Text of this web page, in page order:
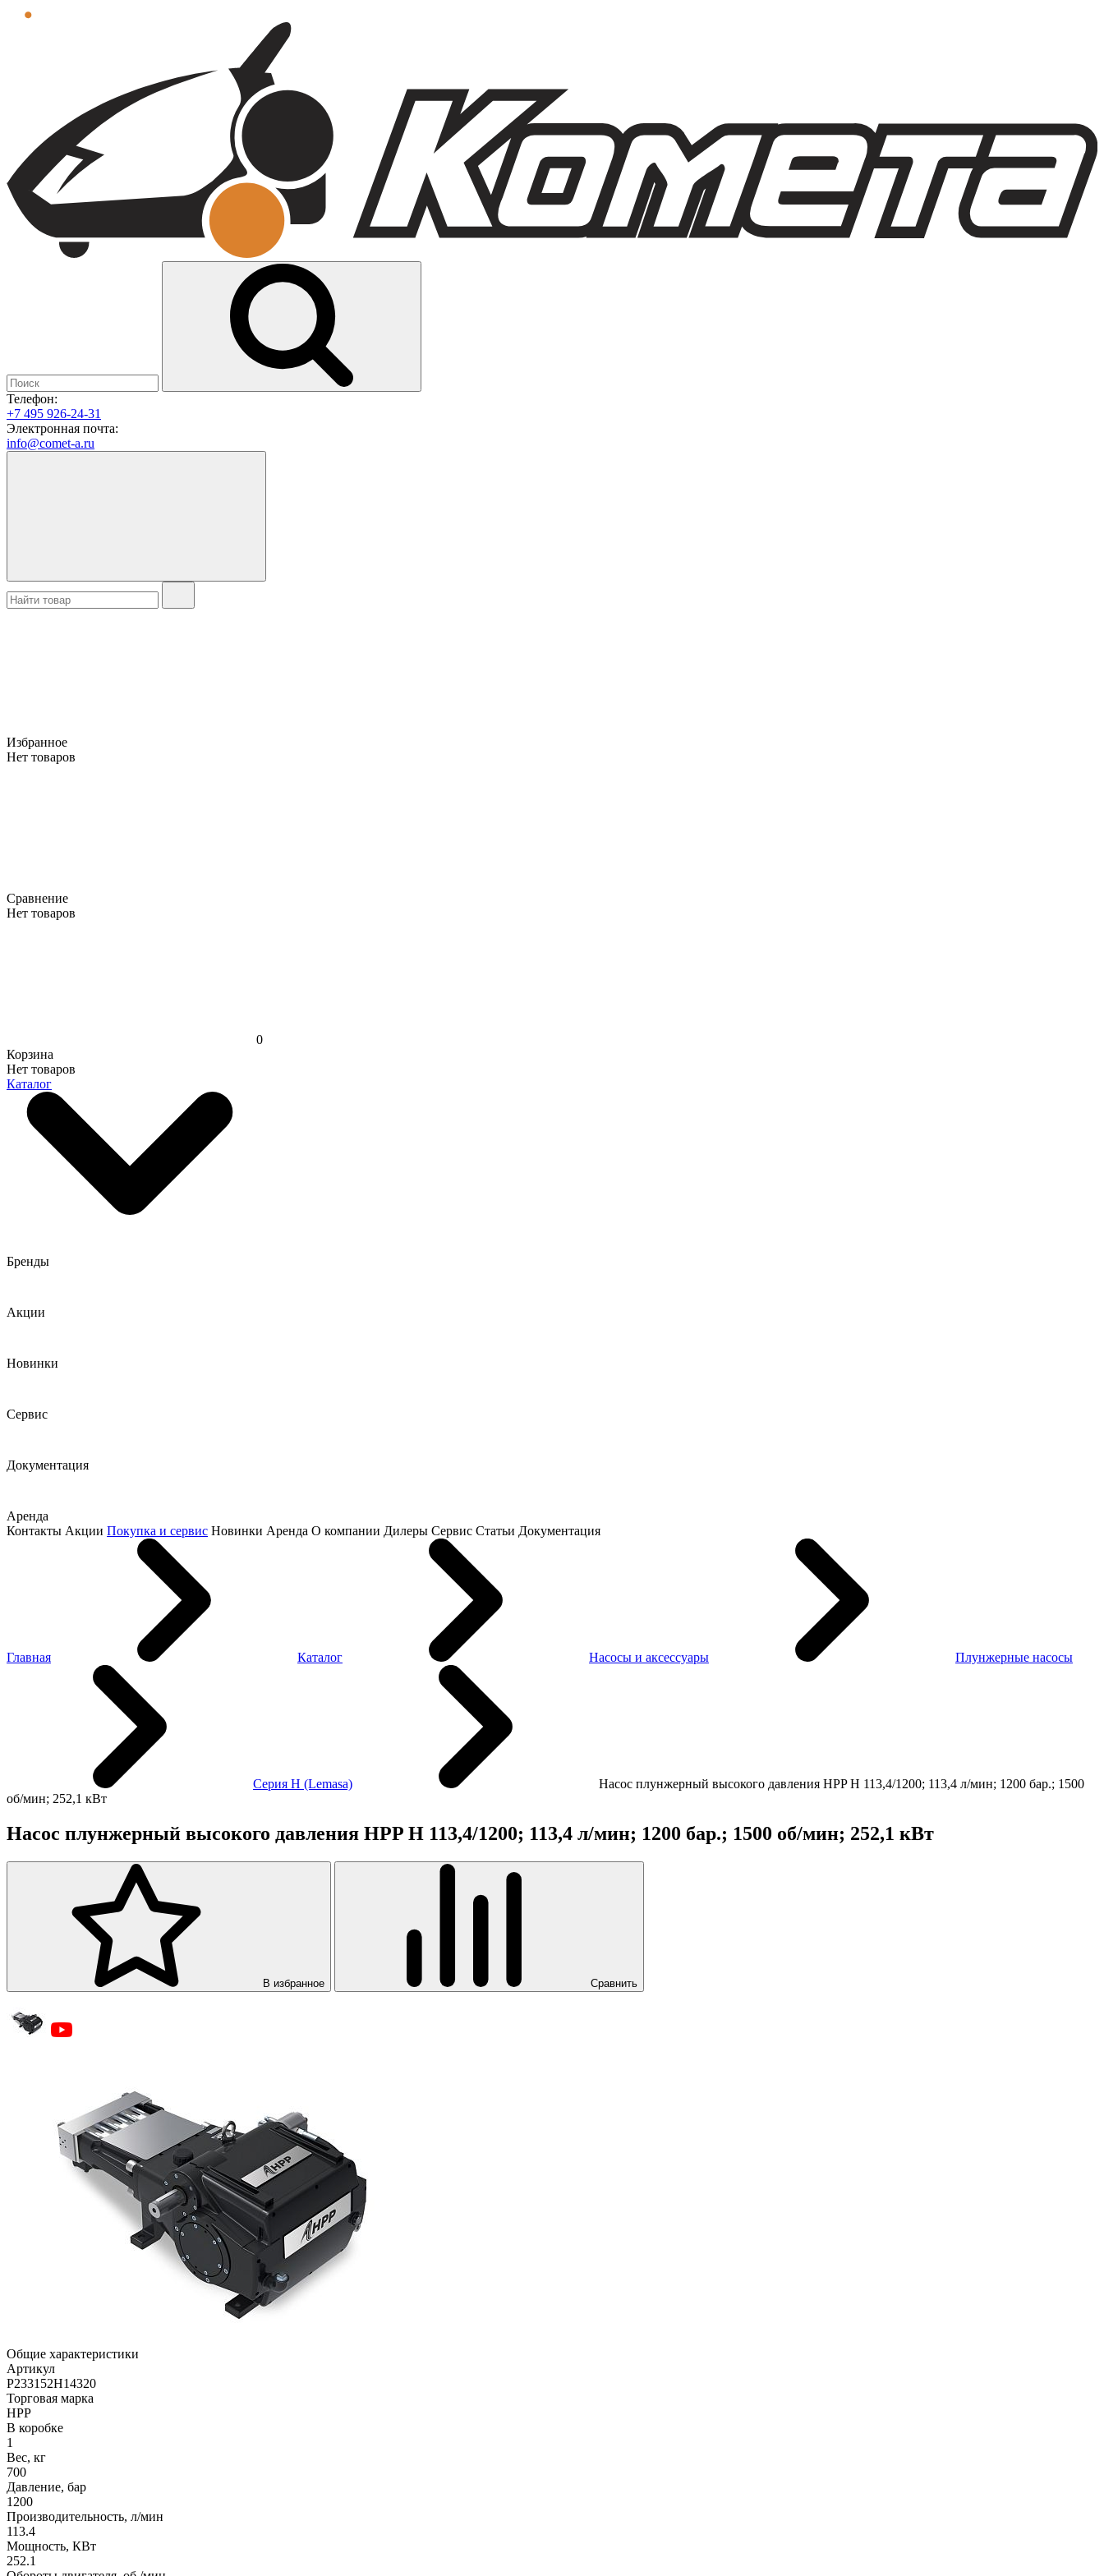
Телефон:
+7 495 926-24-31
Электронная почта:
info@comet-a.ru
Избранное
Нет товаров
Сравнение
Нет товаров
0
Корзина
Нет товаров
Каталог
Бренды
Акции
Новинки
Сервис
Документация
Аренда
Контакты Акции Покупка и сервис Новинки Аренда О компании Дилеры Сервис Статьи Документация
Главная Каталог Насосы и аксессуары Плунжерные насосы
Серия H (Lemasa)
Насос плунжерный высокого давления HPP H 113,4/1200; 113,4 л/мин; 1200 бар.; 1500
об/мин; 252,1 кВт
Насос плунжерный высокого давления HPP H 113,4/1200; 113,4 л/мин; 1200 бар.; 1500 об/мин; 252,1 кВт
В избранное Сравнить
Общие характеристики
Артикул
P233152H14320
Торговая марка
HPP
В коробке
1
Вес, кг
700
Давление, бар
1200
Производительность, л/мин
113.4
Мощность, КВт
252.1